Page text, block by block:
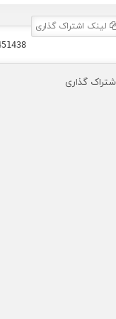
لینک اشتراک گذاری
گذاری